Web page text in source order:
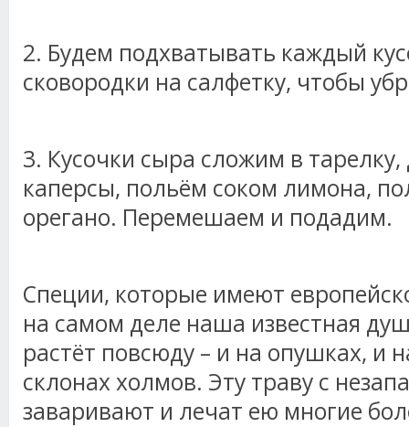
2. Будем подхватывать каждый
сковородки на салфетку, чтобы
3. Кусочки сыра сложим в
каперсы, польём соком лимона,
орегано. Перемешаем и подадим.
Специи, которые имеют
на самом деле наша известная
растёт повсюду – и на опушках, и
склонах холмов. Эту траву с
заваривают и лечат ею многие